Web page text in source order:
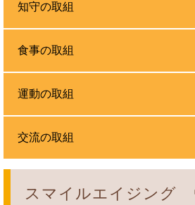
スマイルエイジング
知守の取組
食事の取組
運動の取組
交流の取組